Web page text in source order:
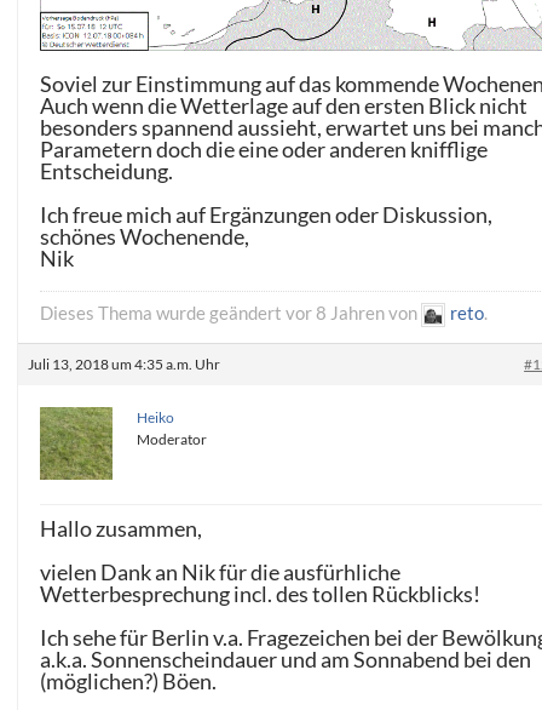
Soviel zur Einstimmung auf das kommende
Auch wenn die Wetterlage auf den ersten Blick nicht
besonders spannend aussieht, erwartet uns bei
Parametern doch die eine oder anderen knifflige
Entscheidung.
Ich freue mich auf Ergänzungen oder Diskussion,
schönes Wochenende,
Nik
Dieses Thema wurde geändert vor 8 Jahren von reto.
Juli 13, 2018 um 4:35 a.m. Uhr
Heiko
Moderator
Hallo zusammen,
vielen Dank an Nik für die ausfürhliche
Wetterbesprechung incl. des tollen Rückblicks!
Ich sehe für Berlin v.a. Fragezeichen bei der
a.k.a. Sonnenscheindauer und am Sonnabend bei den
(möglichen?) Böen.